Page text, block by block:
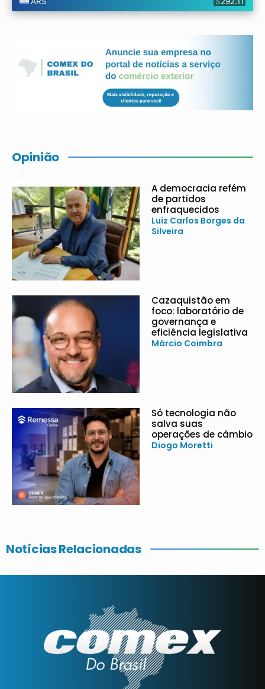
Opinião
A democracia refém
de partidos
enfraquecidos
Luiz Carlos Borges da
Silveira
Cazaquistão em
foco: laboratório de
governança e
eficiência legislativa
Márcio Coimbra
Só tecnologia não
salva suas
operações de câmbio
Diogo Moretti
Notícias Relacionadas